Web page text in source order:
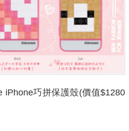
iPhone巧拼保護殼(價值$1280